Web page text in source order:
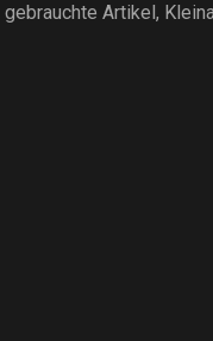
gebrauchte Artikel ,